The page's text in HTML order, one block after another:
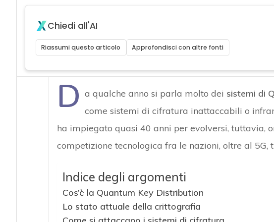
Chiedi all'AI
Riassumi questo articolo Approfondisci con altre fonti
D a qualche anno si parla molto dei sistemi di
come sistemi di cifratura inattaccabili o
ha impiegato quasi 40 anni per evolversi, tuttavia,
competizione tecnologica fra le nazioni, oltre al 5G,
Indice degli argomenti
Cos’è la Quantum Key Distribution
Lo stato attuale della crittografia